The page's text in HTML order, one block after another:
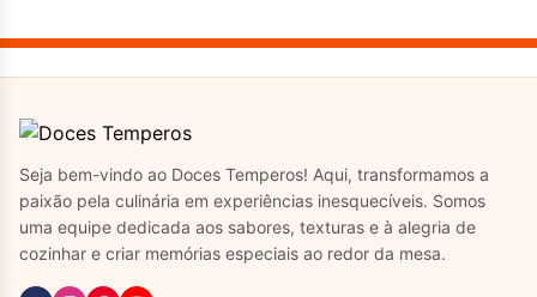
Seja bem-vindo ao Doces Temperos! Aqui, transformamos a
paixão pela culinária em experiências inesquecíveis. Somos
uma equipe dedicada aos sabores, texturas e à alegria de
cozinhar e criar memórias especiais ao redor da mesa.